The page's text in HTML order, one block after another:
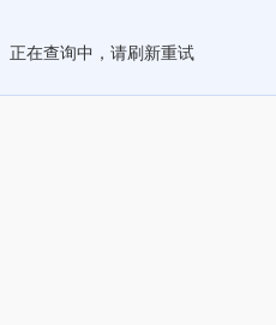
正在查询中，请刷新重试